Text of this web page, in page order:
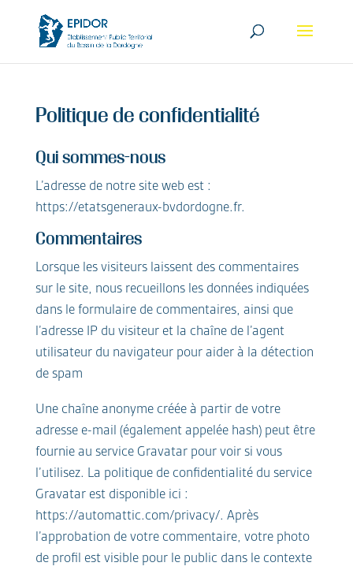
Politique de confidentialité
Qui sommes-nous
L’adresse de notre site web est :
https://etatsgeneraux-bvdordogne.fr.
Commentaires
Lorsque les visiteurs laissent des commentaires
sur le site, nous recueillons les données indiquées
dans le formulaire de commentaires, ainsi que
l’adresse IP du visiteur et la chaîne de l’agent
utilisateur du navigateur pour aider à la détection
de spam
Une chaîne anonyme créée à partir de votre
adresse e-mail (également appelée hash) peut être
fournie au service Gravatar pour voir si vous
l’utilisez. La politique de confidentialité du service
Gravatar est disponible ici :
https://automattic.com/privacy/. Après
l’approbation de votre commentaire, votre photo
de profil est visible pour le public dans le contexte